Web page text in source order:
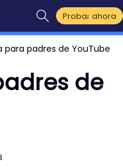
Probar ahora
para padres de YouTube
de